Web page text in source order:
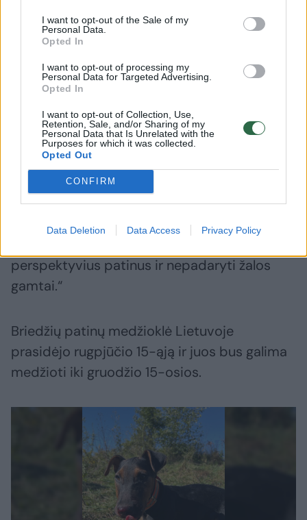
I want to opt-out of the Sale of my
Personal Data.
Opted In
I want to opt-out of processing my
Personal Data for Targeted Advertising.
Opted In
I want to opt-out of Collection, Use,
Retention, Sale, and/or Sharing of my
Personal Data that Is Unrelated with the
Purposes for which it was collected.
Opted Out
CONFIRM
Data Deletion Data Access Privacy Policy
patinas, sumedžiotas mūsų medžioklės
plotuose, kurie prasideda Pivašiūnų
kraštu.
Mūsų plotams priklauso ir Gineitiškių, kurį
medžiotojai dar vadina Pivašiūnų miškas.
Labai tikėtina, kad išskirtinio dydžio ragų
sumedžiotas briedis užaugo mūsų
medžioklės plotuose, buvo pastebėtas čia
vaikštantis keletą metų, tačiau kurį laiką
perspektyvius patinus ir nepadaryti žalos
gamtai.“
Briedžių patinų medžioklė Lietuvoje
prasidėjo rugpjūčio 15-ąją ir juos bus galima
medžioti iki gruodžio 15-osios.